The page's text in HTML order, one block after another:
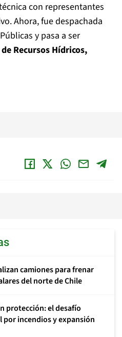
con representantes
Ahora, fue despachada
y pasa a ser
Recursos Hídricos,
camiones para frenar
del norte de Chile
protección: el desafío
por incendios y expansión